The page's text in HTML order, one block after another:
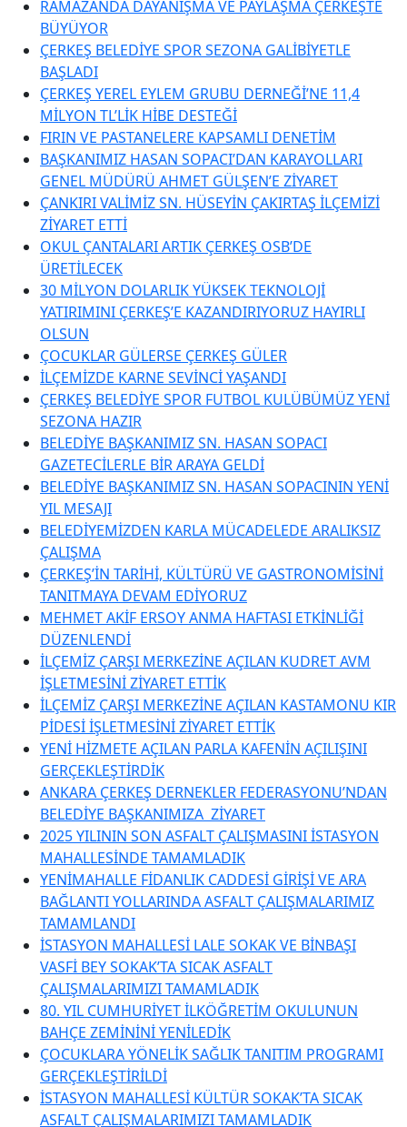
RAMAZANDA DAYANIŞMA VE PAYLAŞMA ÇERKEŞTE
BÜYÜYOR
ÇERKEŞ BELEDİYE SPOR SEZONA GALİBİYETLE
BAŞLADI
ÇERKEŞ YEREL EYLEM GRUBU DERNEĞİ’NE 11,4
MİLYON TL’LİK HİBE DESTEĞİ
FIRIN VE PASTANELERE KAPSAMLI DENETİM
BAŞKANIMIZ HASAN SOPACI’DAN KARAYOLLARI
GENEL MÜDÜRÜ AHMET GÜLŞEN’E ZİYARET
ÇANKIRI VALİMİZ SN. HÜSEYİN ÇAKIRTAŞ İLÇEMİZİ
ZİYARET ETTİ
OKUL ÇANTALARI ARTIK ÇERKEŞ OSB’DE
ÜRETİLECEK
30 MİLYON DOLARLIK YÜKSEK TEKNOLOJİ
YATIRIMINI ÇERKEŞ’E KAZANDIRIYORUZ HAYIRLI
OLSUN
ÇOCUKLAR GÜLERSE ÇERKEŞ GÜLER
İLÇEMİZDE KARNE SEVİNCİ YAŞANDI
ÇERKEŞ BELEDİYE SPOR FUTBOL KULÜBÜMÜZ YENİ
SEZONA HAZIR
BELEDİYE BAŞKANIMIZ SN. HASAN SOPACI
GAZETECİLERLE BİR ARAYA GELDİ
BELEDİYE BAŞKANIMIZ SN. HASAN SOPACININ YENİ
YIL MESAJI
BELEDİYEMİZDEN KARLA MÜCADELEDE ARALIKSIZ
ÇALIŞMA
ÇERKEŞ’İN TARİHİ, KÜLTÜRÜ VE GASTRONOMİSİNİ
TANITMAYA DEVAM EDİYORUZ
MEHMET AKİF ERSOY ANMA HAFTASI ETKİNLİĞİ
DÜZENLENDİ
İLÇEMİZ ÇARŞI MERKEZİNE AÇILAN KUDRET AVM
İŞLETMESİNİ ZİYARET ETTİK
İLÇEMİZ ÇARŞI MERKEZİNE AÇILAN KASTAMONU KIR
PİDESİ İŞLETMESİNİ ZİYARET ETTİK
YENİ HİZMETE AÇILAN PARLA KAFENİN AÇILIŞINI
GERÇEKLEŞTİRDİK
ANKARA ÇERKEŞ DERNEKLER FEDERASYONU’NDAN
BELEDİYE BAŞKANIMIZA ZİYARET
2025 YILININ SON ASFALT ÇALIŞMASINI İSTASYON
MAHALLESİNDE TAMAMLADIK
YENİMAHALLE FİDANLIK CADDESİ GİRİŞİ VE ARA
BAĞLANTI YOLLARINDA ASFALT ÇALIŞMALARIMIZ
TAMAMLANDI
İSTASYON MAHALLESİ LALE SOKAK VE BİNBAŞI
VASFİ BEY SOKAK’TA SICAK ASFALT
ÇALIŞMALARIMIZI TAMAMLADIK
80. YIL CUMHURİYET İLKÖĞRETİM OKULUNUN
BAHÇE ZEMİNİNİ YENİLEDİK
ÇOCUKLARA YÖNELİK SAĞLIK TANITIM PROGRAMI
GERÇEKLEŞTİRİLDİ
İSTASYON MAHALLESİ KÜLTÜR SOKAK’TA SICAK
ASFALT ÇALIŞMALARIMIZI TAMAMLADIK